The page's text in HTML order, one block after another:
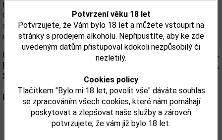
Potvrzení věku 18 let
Potvrzujete, že Vám bylo 18 let a můžete vstoupit na
stránky s prodejem alkoholu. Nepřipustíte, aby ke zde
uvedeným datům přistupoval kdokoli nezpůsobilý či
nezletilý.
Cookies policy
Tlačítkem "Bylo mi 18 let, povolit vše" dáváte souhlas
se zpracováním všech cookies, které nám pomáhají
poskytovat a zlepšovat naše služby a zároveň
potvrzujete, že vám již bylo 18 let.
Elegantné biele víno z juhu Talianska v sebe spája odrody
Chardonnay, Vermentino a Malvasia. Ponúka svieži chuťový profil
s tónmi hrušky, jablka a pomarančového kvetu. Ideálna voľba pre
milovníkov jemne ovocných, harmonických vín.
Upozorňujeme, že tento produkt môže obsahovať alergény.
Presné zloženie a alergény sú k dispozícii na obale výrobku.
Skontrolujte prosím pred konzumáciou.
Parametry:
Obsah alkoholu obj. %: